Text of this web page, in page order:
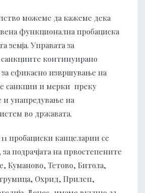
можеме да кажеме дека
функционална пробациска
земја. Управата за
континуирано
ефикасно извршување на
санкции и мерки преку
и унапредување на
во државата.
канцеларии се
подрачјата на првостепените
Куманово, Тетово, Битола,
Охрид, Прилеп,